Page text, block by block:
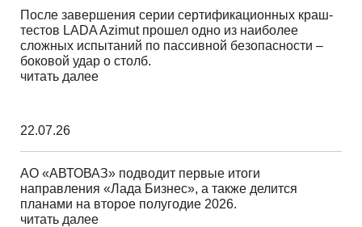
После завершения серии сертификационных краш-
тестов LADA Azimut прошел одно из наиболее
сложных испытаний по пассивной безопасности –
боковой удар о столб.
читать далее
22.07.26
АО «АВТОВАЗ» подводит первые итоги
направления «Лада Бизнес», а также делится
планами на второе полугодие 2026.
читать далее